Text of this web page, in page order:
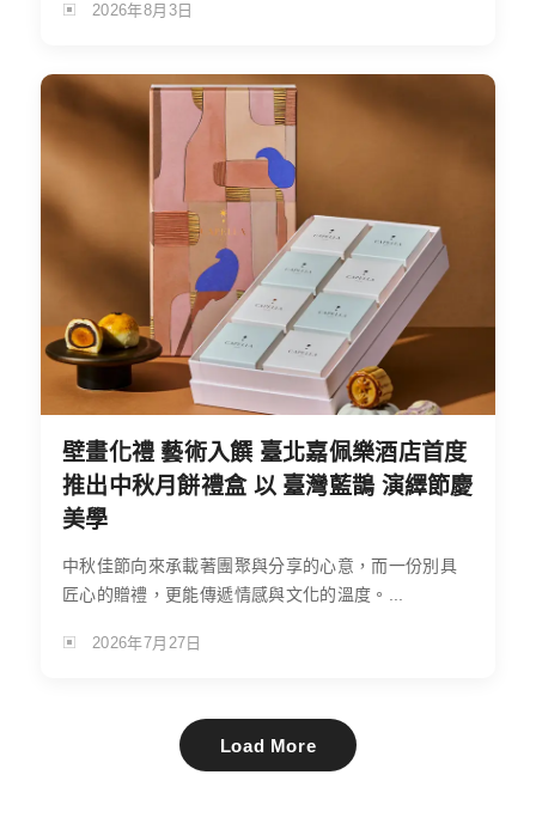
2026年8月3日
壁畫化禮 藝術入饌 臺北嘉佩樂酒店首度
推出中秋月餅禮盒 以 臺灣藍鵲 演繹節慶
美學
中秋佳節向來承載著團聚與分享的心意，而一份別具
匠心的贈禮，更能傳遞情感與文化的溫度。...
2026年7月27日
Load More